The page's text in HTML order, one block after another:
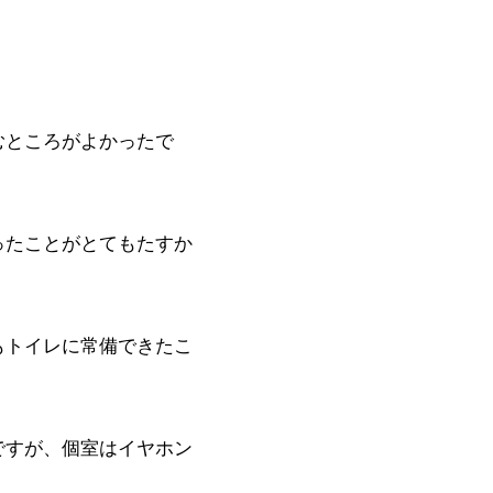
ころがよかったで
ことがとてもたすか
イレに常備できたこ
が、個室はイヤホン